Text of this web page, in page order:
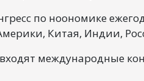
по ноономике
Китая, Индии,
входят международные